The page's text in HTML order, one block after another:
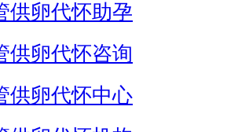
供卵代怀助孕
供卵代怀咨询
供卵代怀中心